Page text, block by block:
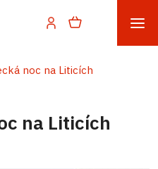
noc na Liticích
na Liticích